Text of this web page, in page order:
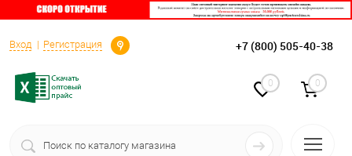
Вход Регистрация
Определение +7 (800) 505-40-38
0 0